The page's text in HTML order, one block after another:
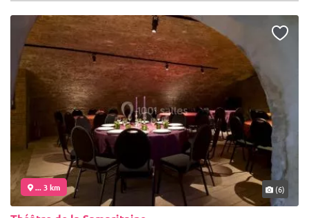
... 3 km (6)